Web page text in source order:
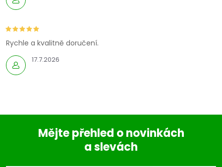
17.7.2026
Rychle a kvalitně doručení.
Mějte přehled o novinkách
a slevách